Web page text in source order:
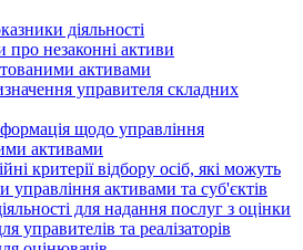
діяльності
про незаконні активи
активами
управителя складних
щодо управління
активами
критерії відбору осіб, які можуть
управління активами та суб'єктів
для надання послуг з оцінки
управителів та реалізаторів